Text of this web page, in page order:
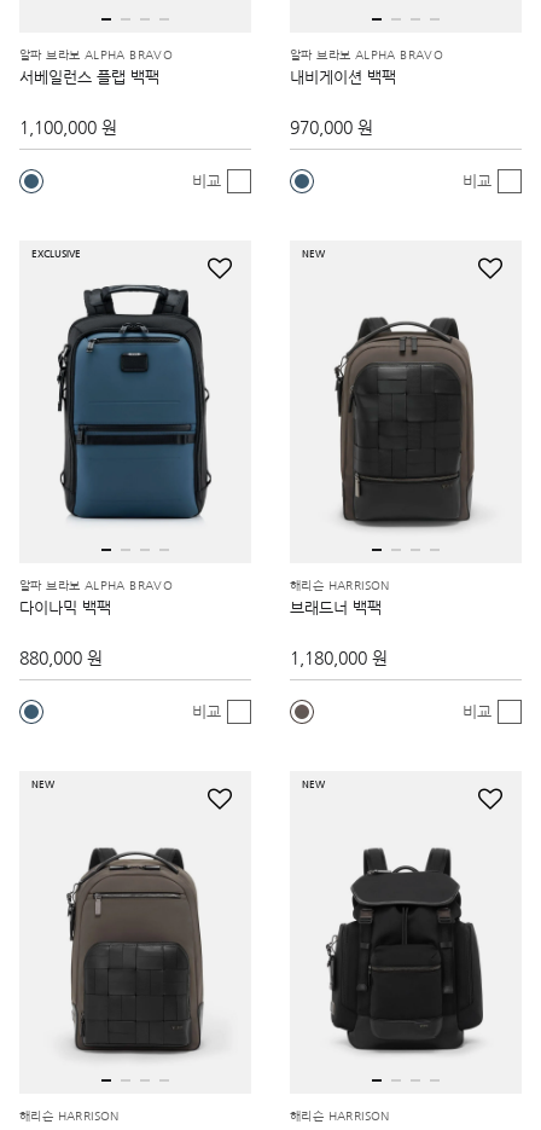
알파 브라보 ALPHA BRAVO
서베일런스 플랩 백팩
1,100,000 원
비교
알파 브라보 ALPHA BRAVO
내비게이션 백팩
970,000 원
비교
EXCLUSIVE
알파 브라보 ALPHA BRAVO
다이나믹 백팩
880,000 원
비교
NEW
해리슨 HARRISON
브래드너 백팩
1,180,000 원
비교
NEW
해리슨 HARRISON
NEW
해리슨 HARRISON